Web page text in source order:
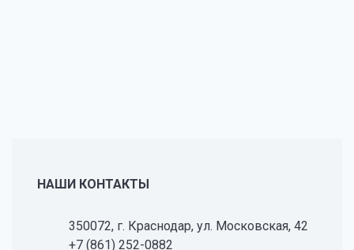
НАШИ КОНТАКТЫ
350072, г. Краснодар, ул. Московская, 42
+7 (861) 252-0882